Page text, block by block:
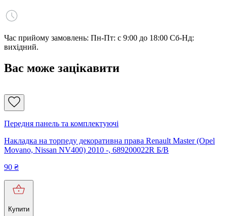
Час прийому замовлень: Пн-Пт: с 9:00 до 18:00 Сб-Нд:
вихідний.
Вас може зацікавити
Передня панель та комплектуючі
Накладка на торпеду декоративна права Renault Master (Opel
Movano, Nissan NV400) 2010 -, 689200022R Б/В
90 ₴
Купити